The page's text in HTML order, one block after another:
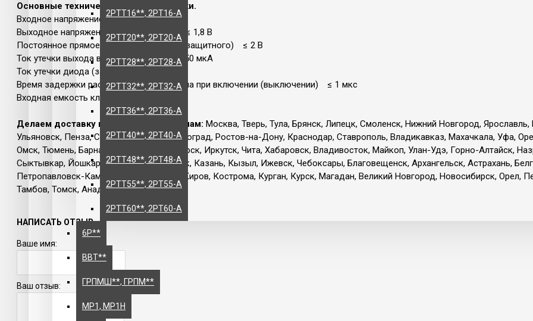
2РТТ16**, 2РТ16-А
2РТТ20**, 2РТ20-А
2РТТ28**, 2РТ28-А
2РТТ32**, 2РТ32-А
2РТТ36**, 2РТ36-А
2РТТ40**, 2РТ40-А
2РТТ48**, 2РТ48-А
2РТТ55**, 2РТ55-А
2РТТ60**, 2РТ60-А
6Р**
ВВТ**
ГРПМШ**, ГРПМ**
МР1, МР1Н
Основные технические характеристики.
Входное напряжение ≤3 В
Выходное напряжение низкого уровня ≤ 1,8 В
Постоянное прямое напряжение диода (защитного) ≤ 2 В
Ток утечки выхода высокого уровня ≤ 50 мкА
Ток утечки диода (защитного) ≤ 50 мкА
Время задержки распространения сигнала при включении (выключении) ≤ 1 мкс
Входная емкость ключа 12-25 пФ
Делаем доставку по городам и регионам: Москва, Тверь, Тула, Брянск, Липецк, Смоленск, Нижний Новгород,
Ульяновск, Пенза, Самара, Саратов, Волгоград, Ростов-на-Дону, Краснодар, Ставрополь, Владикавказ, Махачкала, Уфа,
Омск, Тюмень, Барнаул, Абакан, Красноярск, Иркутск, Чита, Хабаровск, Владивосток, Майкоп, Улан-Удэ, Горно-Алтайск,
Сыктывкар, Йошкар-Ола, Саранск, Якутск, Казань, Кызыл, Ижевск, Чебоксары, Благовещенск, Архангельск, Астрахань,
Петропавловск-Камчатский, Кемерово, Киров, Кострома, Курган, Курск, Магадан, Великий Новгород, Новосибирск, Орел,
Тамбов, Томск, Анадырь и т.д.
НАПИСАТЬ ОТЗЫВ
Ваше имя:
Ваш отзыв: